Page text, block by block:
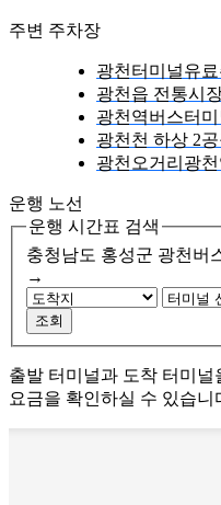
주변 주차장
광천터미널유
광천읍 전통시
광천역버스터
광천천 하상 2
광천오거리광
운행 노선
운행 시간표 검색
충청남도 홍성군 광천버
→
조회
출발 터미널과 도착 터미
요금을 확인하실 수 있습니